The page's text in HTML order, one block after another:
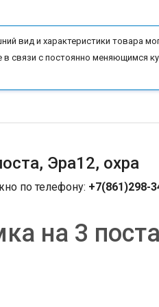
вид и характеристики товара
в связи с постоянно
Эра12, охра
по телефону: +7(861)298-
на 3